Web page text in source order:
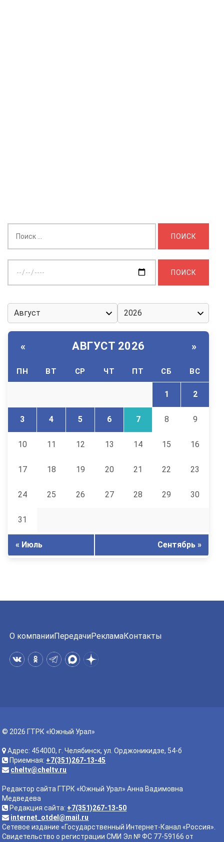
дату:
« АВГУСТ 2026 »
ПН ВТ СР ЧТ ПТ СБ ВС
1 2
3 4 5 6 7 8 9
10 11 12 13 14 15 16
17 18 19 20 21 22 23
24 25 26 27 28 29 30
31
« Июль Сентябрь »
О компанииПередачиРекламаКонтакты
© 2026 ГТРК «Южный Урал»
Адрес: 454000, г. Челябинск, ул. Орджоникидзе, 54-б
Приемная: +7(351)267-13-45
cheltv@cheltv.ru
Редактор сайта ГТРК «Южный Урал» Анна Вадимовна
Медведева
Редакция сайта: +7(351)267-13-50
internet_otdel@mail.ru
Сетевое издание «Государственный Интернет-Канал «Россия».
Свидетельство о регистрации СМИ Эл № ФС 77-59166 от